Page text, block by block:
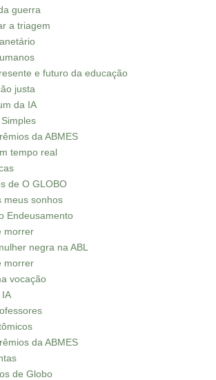
guerra
a triagem
e futuro da educação
justa
da IA
Simples
da ABMES
tempo real
de O GLOBO
meus sonhos
Endeusamento
morrer
negra na ABL
morrer
vocação
IA
da ABMES
de Globo